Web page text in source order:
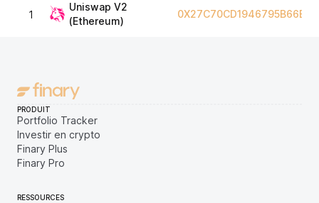
1
Uniswap V2
(Ethereum)
PRODUIT
Portfolio Tracker
Investir en crypto
Finary Plus
Finary Pro
RESSOURCES